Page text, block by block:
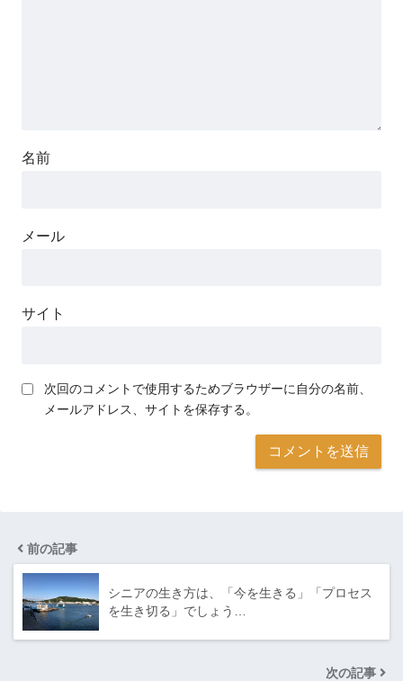
名前
メール
サイト
次回のコメントで使用するためブラウザーに自分の名前、
メールアドレス、サイトを保存する。
前の記事
シニアの生き方は、「今を生きる」「プロセス
を生き切る」でしょう…
次の記事